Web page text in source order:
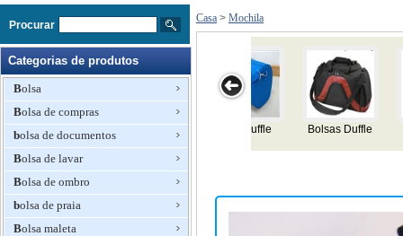
Procurar
Categorias de produtos
Bolsa
Bolsa de compras
bolsa de documentos
Bolsa de lavar
Bolsa de ombro
bolsa de praia
Bolsa maleta
Casa > Mochila
Bag Duffle Bolsas Duffle
Bag Duffle